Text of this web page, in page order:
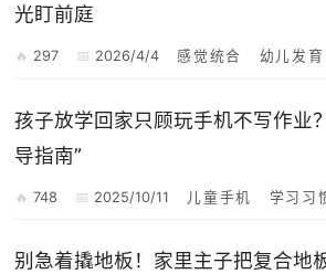
光盯前庭
297 2026/4/4 感觉统合 幼儿发育
孩子放学回家只顾玩手机不写作业
导指南”
748 2025/10/11 儿童手机 学习习
别急着撬地板！家里主子把复合地